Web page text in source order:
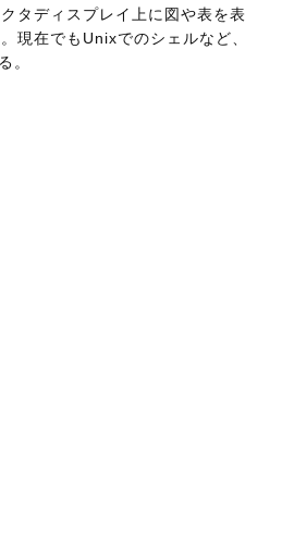
タディスプレイ上に図や表を表
現在でもUnixでのシェルなど、
。